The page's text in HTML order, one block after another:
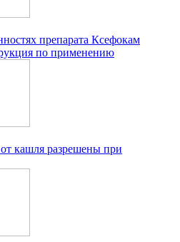
препарата Ксефокам
по применению
кашля разрешены при